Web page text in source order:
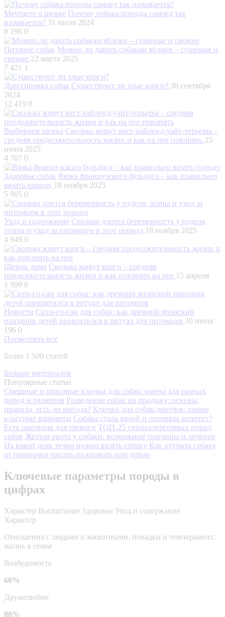
Мечтаете о щенке Почему собака породы самоед так
называется? 31 июля 2024
8 196 0
Питание собак Можно ли давать собакам яблоки – сушеные и
свежие 22 марта 2025
7 421 1
Дрессировка собак Существуют ли злые корги? 30 сентября
2024
12 419 0
Выбираем щенка Сколько живут вест-хайленд-уайт-терьеры –
средняя продолжительность жизни и как на нее повлиять 25
июня 2025
4 707 0
Здоровье собак Вязка французского бульдога – как правильно
вязать породу 18 ноября 2025
5 965 0
Уход и содержание Сколько длится беременность у пуделя,
этапы и уход за питомцем в этот период 18 ноября 2025
4 949 0
Щенок дома Сколько живут корги – средняя
продолжительность жизни и как повлиять на нее 15 апреля
1 999 0
Новости Сити-го-сан для собак: как древний японский
праздник детей превратился в ритуал для питомцев 30 июля
196 0
Посмотреть все
Более 1 500 статей
Больше материалов
Популярные статьи
Смешные и красивые клички для собак: имена для разных
пород и размеров Разведение собак на продажу: основы,
правила, есть ли выгода? Клички для собак-девочек: самые
классные варианты Собака стала вялой и потеряла аппетит?
Есть причины для тревоги ТОП-25 гипоаллергенных пород
собак Желтая рвота у собаки: возможные причины и лечение
На какой день течки нужно вязать собаку Как отучить собаку
от привычки писать на кровать или диван
Ключевые параметры породы в
цифрах
Характер Воспитание Здоровье Уход и содержание
Характер
Отношения с людьми и животными, повадки и темперамент,
жизнь в семье
Возбудимость
60%
Дружелюбие
80%